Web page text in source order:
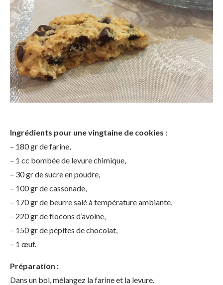
Ingrédients pour une vingtaine de cookies :
– 180 gr de farine,
– 1 cc bombée de levure chimique,
– 30 gr de sucre en poudre,
– 100 gr de cassonade,
– 170 gr de beurre salé à température ambiante,
– 220 gr de flocons d’avoine,
– 150 gr de pépites de chocolat,
– 1 œuf.
Préparation :
Dans un bol, mélangez la farine et la levure.